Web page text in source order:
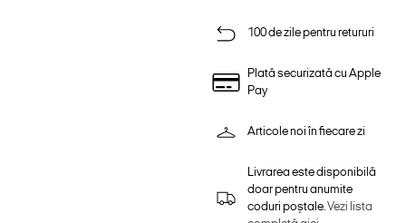
100 de zile pentru retururi
Plată securizată cu Apple
Pay
Articole noi în fiecare zi
Livrarea este disponibilă
doar pentru anumite
coduri poștale.Vezi lista